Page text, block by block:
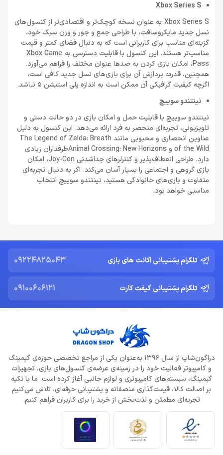
Xbox Series S
Xbox Series S به عنوان نسخه کوچک‌تر و اقتصادی‌تر از کنسول‌های
نسل جدید مایکروسافت، با طراحی جمع و جور و وزن سبک خود،
گزینه‌ای مناسب برای کاربرانی است که به دنبال فضای کمتر و قیمت
مناسب‌تر هستند. این کنسول با قابلیت دسترسی به Xbox Game
Pass، امکان بازی کردن به صدها عنوان مختلف را فراهم می‌آورد.
همچنین، قدرت پردازش آن برای بازی‌های نسل جدید کافی است،
اگرچه کیفیت گرافیکی آن ممکن است به اندازه پلی استیشن 5 نباشد.
نینتندو سوییچ
نینتندو سوییچ با قابلیت حمل و امکان بازی در دو حالت دستی و
تلویزیونی، تجربه‌ای منحصر به فرد ارائه می‌دهد. این کنسول به دلیل
عناوین انحصاری و محبوبی مانند The Legend of Zelda: Breath
of the Wild و Animal Crossing: New Horizonsطرفداران زیادی
دارد. طراحی انعطاف‌پذیر و کنترلرهای جداشدنی Joy-Con، امکان
بازی گروهی و اجتماعی را بسیار آسان می‌کند. اگر به دنبال تجربه‌ای
متفاوت و بازی‌های خانوادگی هستید، نینتندو سوییچ انتخاب
مناسبی خواهد بود.
تلگرام پشتیبانی اکانت های بازی 09224825043
تلگرام پشتیبانی گیفت کارت 09100606121
دراگون‌شاپ از سال 1396 به‌عنوان یکی از مراجع تخصصی حوزه‌ی گیمینگ
و کامپیوتر فعالیت خود را در زمینه‌ی عرضه‌ی کنسول‌های بازی، تجهیزات
گیمینگ، سیستم‌های کامپیوتری و لوازم جانبی آغاز کرده است. ما با تکیه
بر اصالت کالا، قیمت‌گذاری منصفانه و پشتیبانی حرفه‌ای، تلاش می‌کنیم
تجربه‌ای مطمئن و لذت‌بخش از خرید را برای کاربران فراهم کنیم.